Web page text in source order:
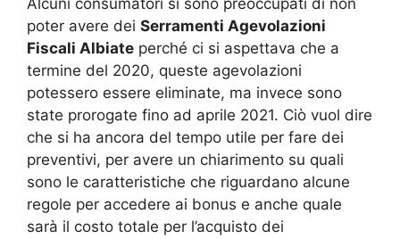
Alcuni consumatori si sono preoccupati di non
poter avere dei Serramenti Agevolazioni
Fiscali Albiate perché ci si aspettava che a
termine del 2020, queste agevolazioni
potessero essere eliminate, ma invece sono
state prorogate fino ad aprile 2021. Ciò vuol dire
che si ha ancora del tempo utile per fare dei
preventivi, per avere un chiarimento su quali
sono le caratteristiche che riguardano alcune
regole per accedere ai bonus e anche quale
sarà il costo totale per l’acquisto dei